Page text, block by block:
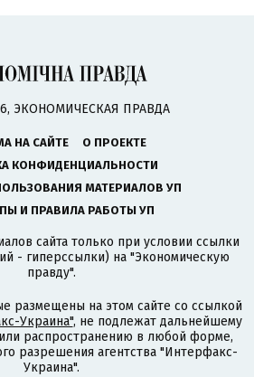
ЭКОНОМИЧЕСКАЯ ПРАВДА
НА САЙТЕ
О ПРОЕКТЕ
КОНФИДЕНЦИАЛЬНОСТИ
МАТЕРИАЛОВ УП
И ПРАВИЛА РАБОТЫ УП
сайта только при условии ссылки
- гиперссылки) на "Экономическую
правду".
размещены на этом сайте со ссылкой
Украина", не подлежат дальнейшему
распространению в любой форме,
разрешения агентства "Интерфакс-
Украина".